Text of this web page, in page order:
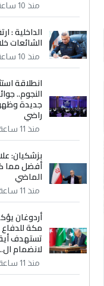
منذ 10 ساعة
الداخلية :
الشائعات
منذ 10 ساعة
انطلاقة
النجوم..
جديدة
راضي
منذ 11 ساعة
بزشكيان:
أفضل مما
الماضي
منذ 11 ساعة
أردوغان
مكة للدفاع
تستهدف
لانضمام
منذ 11 ساعة